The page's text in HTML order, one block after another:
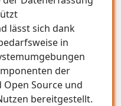
lässt sich dank
in
der
Source und
bereitgestellt.